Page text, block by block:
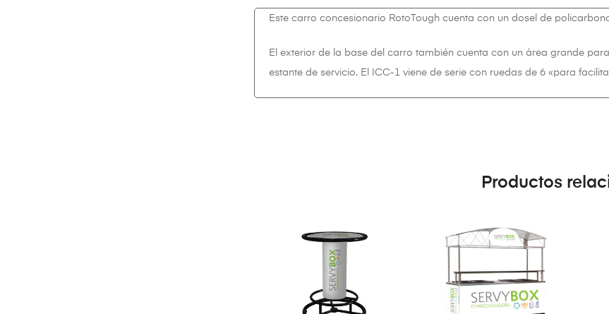
Este carro concesionario RotoTough cuenta con un dosel de
El exterior de la base del carro también cuenta con un área grande
estante de servicio. El ICC-1 viene de serie con ruedas de 6 «para
Productos